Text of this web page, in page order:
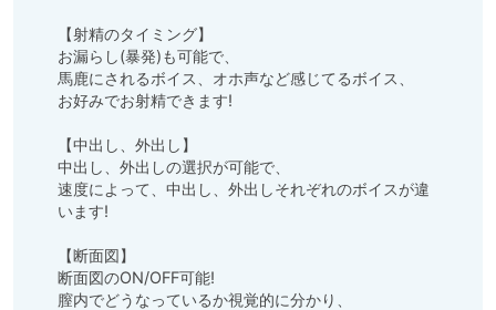
【射精のタイミング】
お漏らし(暴発)も可能で、
馬鹿にされるボイス、オホ声など感じてるボイス、
お好みでお射精できます!
【中出し、外出し】
中出し、外出しの選択が可能で、
速度によって、中出し、外出しそれぞれのボイスが違
います!
【断面図】
断面図のON/OFF可能!
膣内でどうなっているか視覚的に分かり、